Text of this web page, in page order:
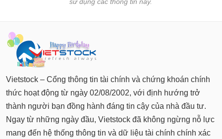
sử dụng các thông tin này.
Vietstock – Cổng thông tin tài chính và chứng khoán chính
thức hoạt động từ ngày 02/08/2002, với định hướng trở
thành người bạn đồng hành đáng tin cậy của nhà đầu tư.
Ngay từ những ngày đầu, Vietstock đã không ngừng nỗ lực
mang đến hệ thống thông tin và dữ liệu tài chính chính xác